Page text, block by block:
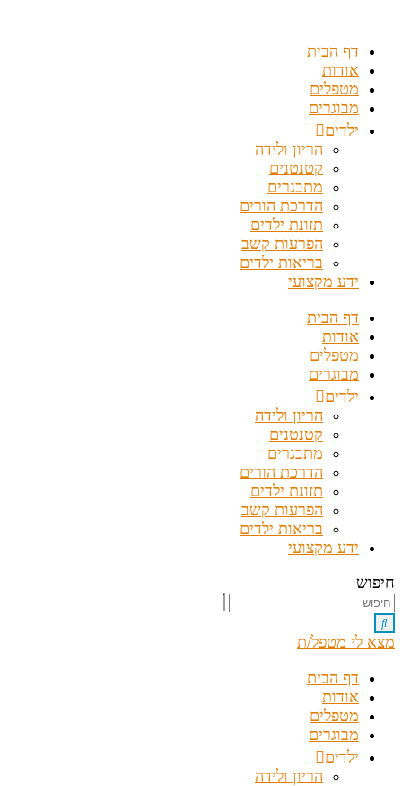
דף הבית
אודות
מטפלים
מבוגרים
ילדים
הריון ולידה
קטנטנים
מתבגרים
הדרכת הורים
תזונת ילדים
הפרעות קשב
בריאות ילדים
ידע מקצועי
דף הבית
אודות
מטפלים
מבוגרים
ילדים
הריון ולידה
קטנטנים
מתבגרים
הדרכת הורים
תזונת ילדים
הפרעות קשב
בריאות ילדים
ידע מקצועי
חיפוש
מצא לי מטפל/ת
דף הבית
אודות
מטפלים
מבוגרים
ילדים
הריון ולידה